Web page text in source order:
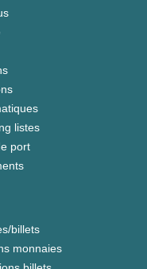
listes
port
billets
monnaies